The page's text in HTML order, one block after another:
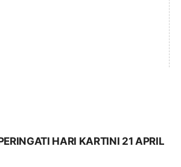
HARI KARTINI 21 APRIL